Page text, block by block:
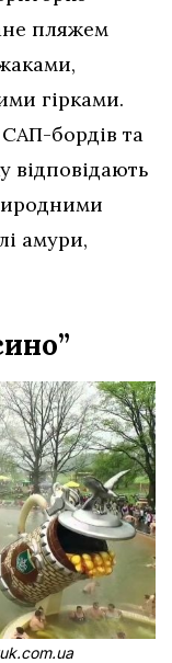
пляжем
гірками.
бордів та
відповідають
амури,